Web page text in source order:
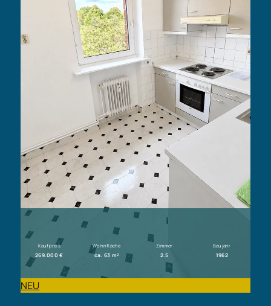
NEU
Kaufpreis
269.000 €
Wohnfläche
ca. 63 m²
Zimmer
2.5
Baujahr
1962